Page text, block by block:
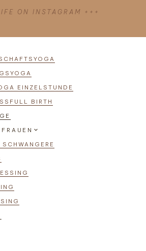
ON INSTAGRAM +++
EINZELSTUNDE
BIRTH
SCHWANGERE